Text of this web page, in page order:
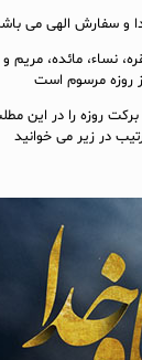
و سفارش الهی می
نساء، مائده،
روزه مرسوم است
روزه را در این
در زیر می خوانید